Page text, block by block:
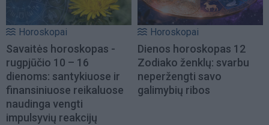
Horoskopai
Savaitės horoskopas -
rugpjūčio 10 – 16
dienoms: santykiuose ir
finansiniuose reikaluose
naudinga vengti
impulsyvių reakcijų
Horoskopai
Dienos horoskopas 12
Zodiako ženklų: svarbu
neperžengti savo
galimybių ribos